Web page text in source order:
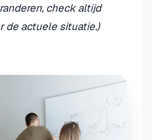
check altijd
de actuele situatie.)